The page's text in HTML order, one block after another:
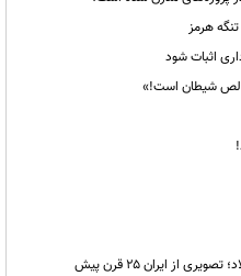
هرمز
اثبات شود
شیطان است!»